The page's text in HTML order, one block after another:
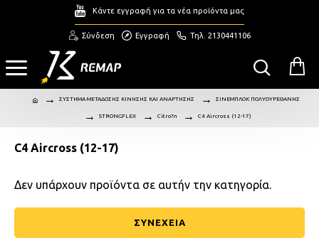
Κάντε εγγραφή για τα νέα προϊόντα μας
Σύνδεση Εγγραφή Τηλ. 2130441106
ΣΥΣΤΗΜΑ ΜΕΤΑΔΟΣΗΣ ΚΙΝΗΣΗΣ ΚΑΙ ΑΝΑΡΤΗΣΗΣ ΣΙΝΕΜΠΛΟΚ ΠΟΛΥΟΥΡΕΘΑΝΗΣ
STRONGFLEX Citro?n C4 Aircross (12-17)
C4 Aircross (12-17)
Δεν υπάρχουν προϊόντα σε αυτήν την κατηγορία.
ΣΥΝΕΧΕΙΑ